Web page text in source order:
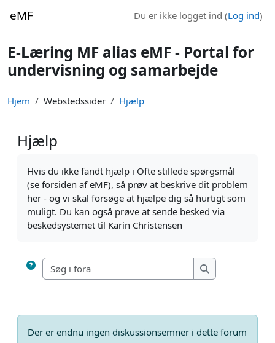
eMF Du er ikke logget ind (Log ind)
E-Læring MF alias eMF - Portal for
undervisning og samarbejde
Hjem Webstedssider Hjælp
Hjælp
Hvis du ikke fandt hjælp i Ofte stillede spørgsmål
(se forsiden af eMF), så prøv at beskrive dit problem
her - og vi skal forsøge at hjælpe dig så hurtigt som
muligt. Du kan også prøve at sende besked via
beskedsystemet til Karin Christensen
Søg i fora
Søg i fora
Der er endnu ingen diskussionsemner i dette forum